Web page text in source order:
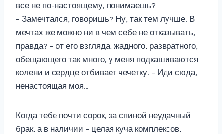
все не по-настоящему, понимаешь?
– Замечтался, говоришь? Ну, так тем лучше. В
мечтах же можно ни в чем себе не отказывать,
правда? – от его взгляда, жадного, развратного,
обещающего так много, у меня подкашиваются
колени и сердце отбивает чечетку. – Иди сюда,
ненастоящая моя…
Когда тебе почти сорок, за спиной неудачный
брак, а в наличии – целая куча комплексов,